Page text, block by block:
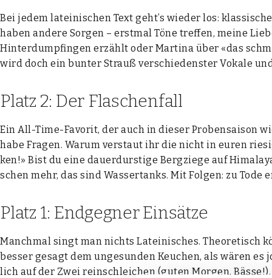
Bei jedem latei­ni­schen Text geht’s wie­der los:
haben ande­re Sor­gen – erst­mal Töne tref­fen, mei­ne
Hin­ter­dumpfin­gen erzählt oder Mar­ti­na über «das
wird doch ein bun­ter Strauß ver­schie­dens­ter Voka­le
Platz 2: Der Flaschenfall
Ein All-Time-Favo­rit, der auch in die­ser Pro­ben­sai­son
habe Fra­gen. War­um ver­staut ihr die nicht in euren
ken!» Bist du eine dau­er­durs­ti­ge Berg­zie­ge auf
schen mehr, das sind Was­ser­tanks. Mit Fol­gen: zu
Platz 1: Endgegner Einsätze
Manch­mal singt man nichts Latei­ni­sches. Theo­re­tisch
bes­ser gesagt dem unge­sun­den Keu­chen, als wären
lich auf der Zwei rein­schlei­chen (guten Mor­gen,